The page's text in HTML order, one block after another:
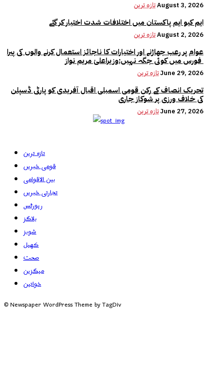
تازہ ترینAugust 3, 2026
ایم کیو ایم پاکستان میں اختلافات شدت اختیار کر گئے
تازہ ترینAugust 2, 2026
عوام پر رعب جھاڑنے اور اختیارات کا ناجائز استعمال کرنے والوں کی پیرا
تازہ ترینJune 29, 2026
تحریک انصاف کے رکن قومی اسمبلی اقبال آفریدی کو پارٹی ڈسپلن
کی خلاف ورزی پر شوکاز جاری
تازہ ترینJune 27, 2026
تازہ ترین
قومی خبریں
بین الاقوامی
تجارتی خبریں
رپورٹس
بلاگز
شوبز
کھیل
صحت
میگزین
خواتین
© Newspaper WordPress Theme by TagDiv